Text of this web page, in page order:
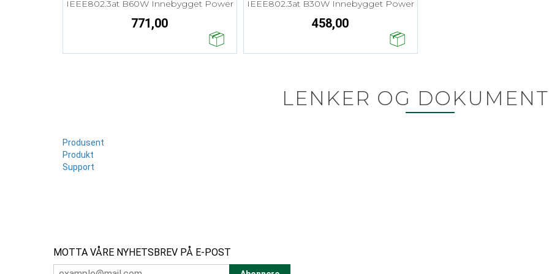
IEEE802.3at B60W Innebygget Power
771,00
IEEE802.3at B30W Innebygget Power
458,00
LENKER OG
Produsent
Produkt
Support
MOTTA VÅRE NYHETSBREV PÅ E-POST